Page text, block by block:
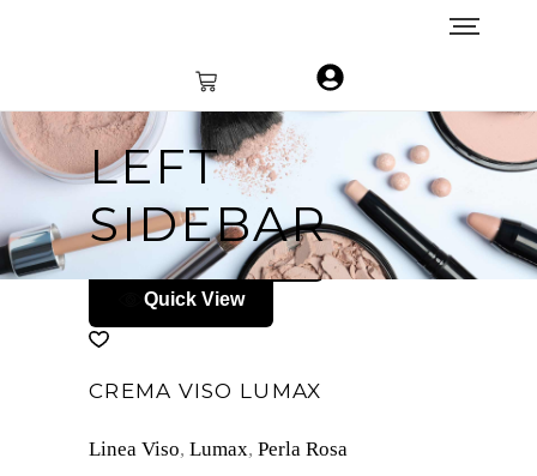
LEFT
SIDEBAR
Aggiungi al carrello
Quick View
CREMA VISO LUMAX
Linea Viso, Lumax, Perla Rosa